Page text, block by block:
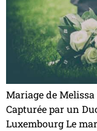
Mariage de
Capturée par un
Luxembourg Le